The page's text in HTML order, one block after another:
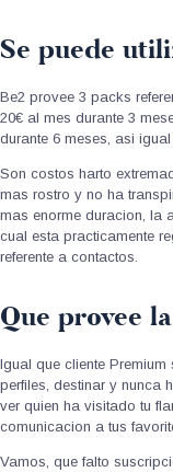
Se puede
Be2 provee 3 packs
20€ al mes durante 3
durante 6 meses, asi
Son costos harto
mas rostro y no ha
mas enorme duracion, la
cual esta practicamente
referente a contactos.
Que provee
Igual que cliente
perfiles, destinar y nunca
ver quien ha visitado tu
comunicacion a tus
Vamos, que falto